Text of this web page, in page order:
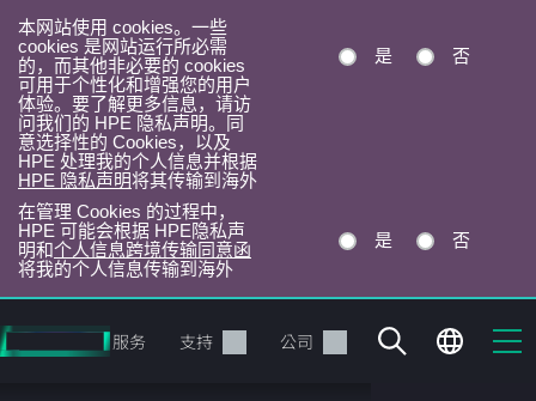
本网站使用 cookies。一些
cookies 是网站运行所必需
的，而其他非必要的 cookies
可用于个性化和增强您的用户
体验。要了解更多信息，请访
问我们的 HPE 隐私声明。同
意选择性的 Cookies，以及
HPE 处理我的个人信息并根据
HPE 隐私声明将其传输到海外
是 否
在管理 Cookies 的过程中，
HPE 可能会根据 HPE隐私声
明和个人信息跨境传输同意函
将我的个人信息传输到海外
是 否
转
到
服务 支持 公司